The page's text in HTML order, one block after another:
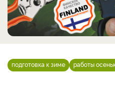
подготовка к зиме работы